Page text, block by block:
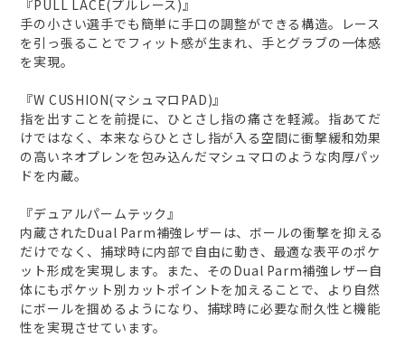
『PULL LACE(プルレース)』
手の小さい選手でも簡単に手口の調整ができる構造。レース
を引っ張ることでフィット感が生まれ、手とグラブの一体感
を実現。
『W CUSHION(マシュマロPAD)』
指を出すことを前提に、ひとさし指の痛さを軽減。指あてだ
けではなく、本来ならひとさし指が入る空間に衝撃緩和効果
の高いネオプレンを包み込んだマシュマロのような肉厚パッ
ドを内蔵。
『デュアルパームテック』
内蔵されたDual Parm補強レザーは、ボールの衝撃を抑える
だけでなく、捕球時に内部で自由に動き、最適な表平のポケ
ット形成を実現します。また、そのDual Parm補強レザー自
体にもポケット別カットポイントを加えることで、より自然
にボールを掴めるようになり、捕球時に必要な耐久性と機能
性を実現させています。